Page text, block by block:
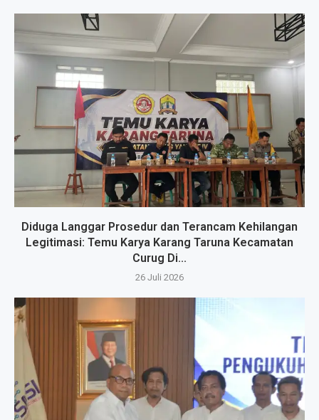
Diduga Langgar Prosedur dan Terancam Kehilangan
Legitimasi: Temu Karya Karang Taruna Kecamatan
Curug Di...
26 Juli 2026